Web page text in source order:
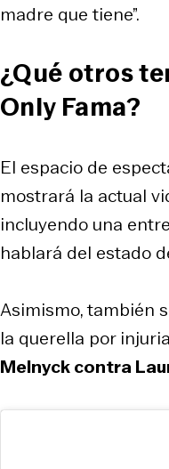
madre que tiene”.
¿Qué otros
Only Fama?
El espacio de
mostrará la actual
incluyendo una
hablará del estado
Asimismo, también
la querella por
Melnyck contra